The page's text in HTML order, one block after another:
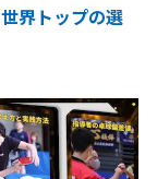
界トップの選